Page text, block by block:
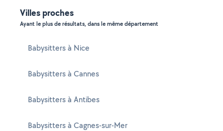
Villes proches
Ayant le plus de résultats, dans le même département
Babysitters à Nice
Babysitters à Cannes
Babysitters à Antibes
Babysitters à Cagnes-sur-Mer